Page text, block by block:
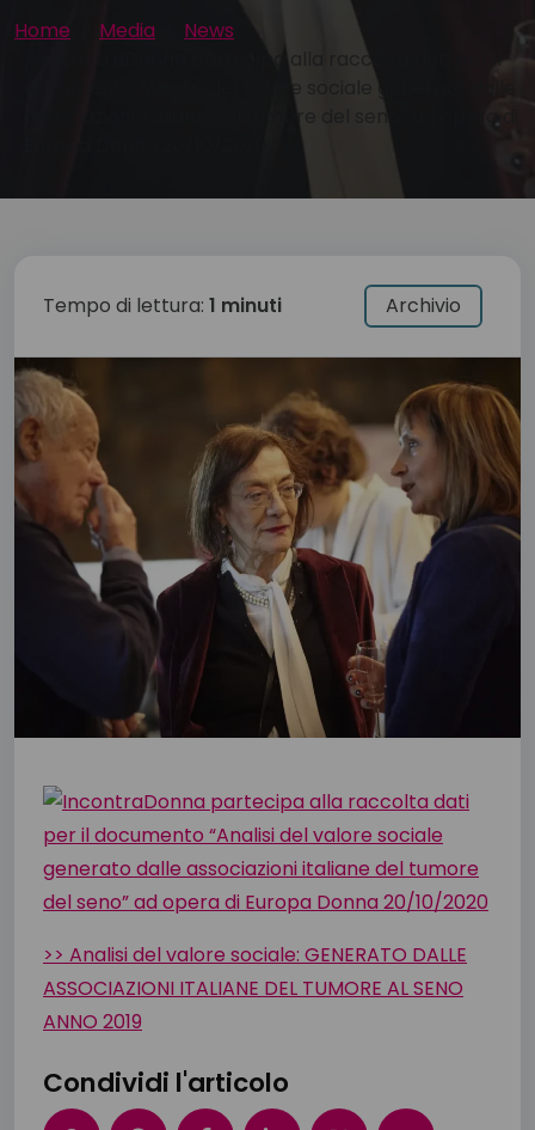
Home Media
News
IncontraDonna partecipa alla raccolta dati per il
documento “Analisi del valore sociale generato dalle
associazioni italiane del tumore del seno” ad opera di
Tempo di lettura: 1 minuti Archivio
>> Analisi del valore sociale: GENERATO DALLE
ASSOCIAZIONI ITALIANE DEL TUMORE AL SENO
ANNO 2019
Condividi l'articolo